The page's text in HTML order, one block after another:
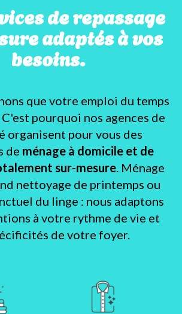
de repassage
adaptés à vos
besoins.
que votre emploi du temps
pourquoi nos agences de
organisent pour vous des
de ménage à domicile et de
sur-mesure. Ménage
nettoyage de printemps ou
du linge : nous adaptons
à votre rythme de vie et
de votre foyer.